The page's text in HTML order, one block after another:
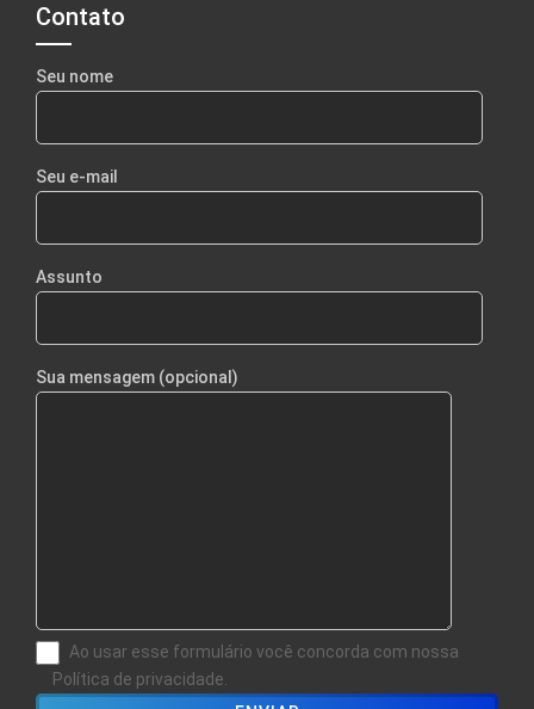
Contato
Seu nome
Seu e-mail
Assunto
Sua mensagem (opcional)
Ao usar esse formulário você concorda com nossa
Política de privacidade.